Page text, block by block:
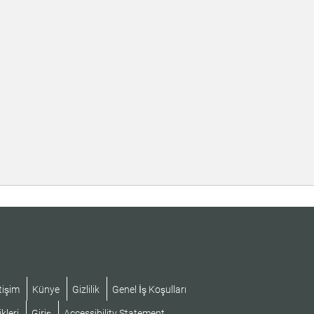
Künye Gizlilik Genel İş Koşulları